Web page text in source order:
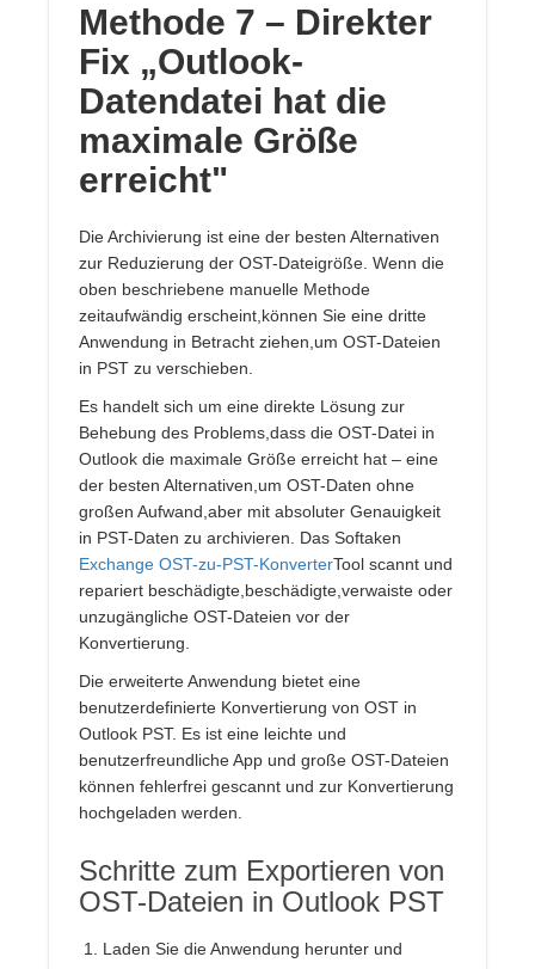
Methode 7 – Direkter
Fix „Outlook-
Datendatei hat die
maximale Größe
erreicht"
Die Archivierung ist eine der besten Alternativen
zur Reduzierung der OST-Dateigröße. Wenn die
oben beschriebene manuelle Methode
zeitaufwändig erscheint,können Sie eine dritte
Anwendung in Betracht ziehen,um OST-Dateien
in PST zu verschieben.
Es handelt sich um eine direkte Lösung zur
Behebung des Problems,dass die OST-Datei in
Outlook die maximale Größe erreicht hat – eine
der besten Alternativen,um OST-Daten ohne
großen Aufwand,aber mit absoluter Genauigkeit
in PST-Daten zu archivieren. Das Softaken
Exchange OST-zu-PST-KonverterTool scannt und
repariert beschädigte,beschädigte,verwaiste oder
unzugängliche OST-Dateien vor der
Konvertierung.
Die erweiterte Anwendung bietet eine
benutzerdefinierte Konvertierung von OST in
Outlook PST. Es ist eine leichte und
benutzerfreundliche App und große OST-Dateien
können fehlerfrei gescannt und zur Konvertierung
hochgeladen werden.
Schritte zum Exportieren von
OST-Dateien in Outlook PST
Laden Sie die Anwendung herunter und